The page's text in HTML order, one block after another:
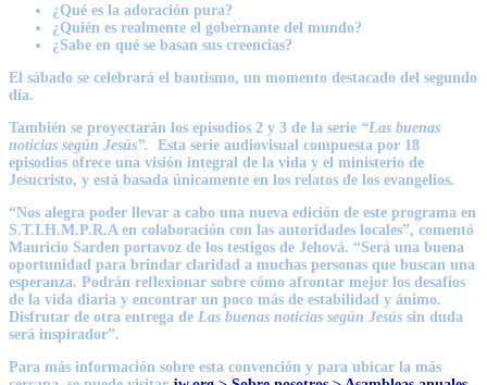
¿Qué es la adoración pura?
¿Quién es realmente el gobernante del mundo?
¿Sabe en qué se basan sus creencias?
El sábado se celebrará el bautismo, un momento destacado del segundo
día.
También se proyectarán los episodios 2 y 3 de la serie “Las buenas
noticias según Jesús”.
Esta serie audiovisual compuesta por 18
episodios ofrece una visión integral de la vida y el ministerio de
Jesucristo, y está basada únicamente en los relatos de los evangelios.
“Nos alegra poder llevar a cabo una nueva edición de este programa en
S.T.I.H.M.P.R.A en colaboración con las autoridades locales”, comentó
Mauricio Sarden portavoz de los testigos de Jehová. “Será una buena
oportunidad para brindar claridad a muchas personas que buscan una
esperanza. Podrán reflexionar sobre cómo afrontar mejor los desafíos
de la vida diaria y encontrar un poco más de estabilidad y ánimo.
Disfrutar de otra entrega de Las buenas noticias según Jesús sin duda
será inspirador”.
Para más información sobre esta convención y para ubicar la más